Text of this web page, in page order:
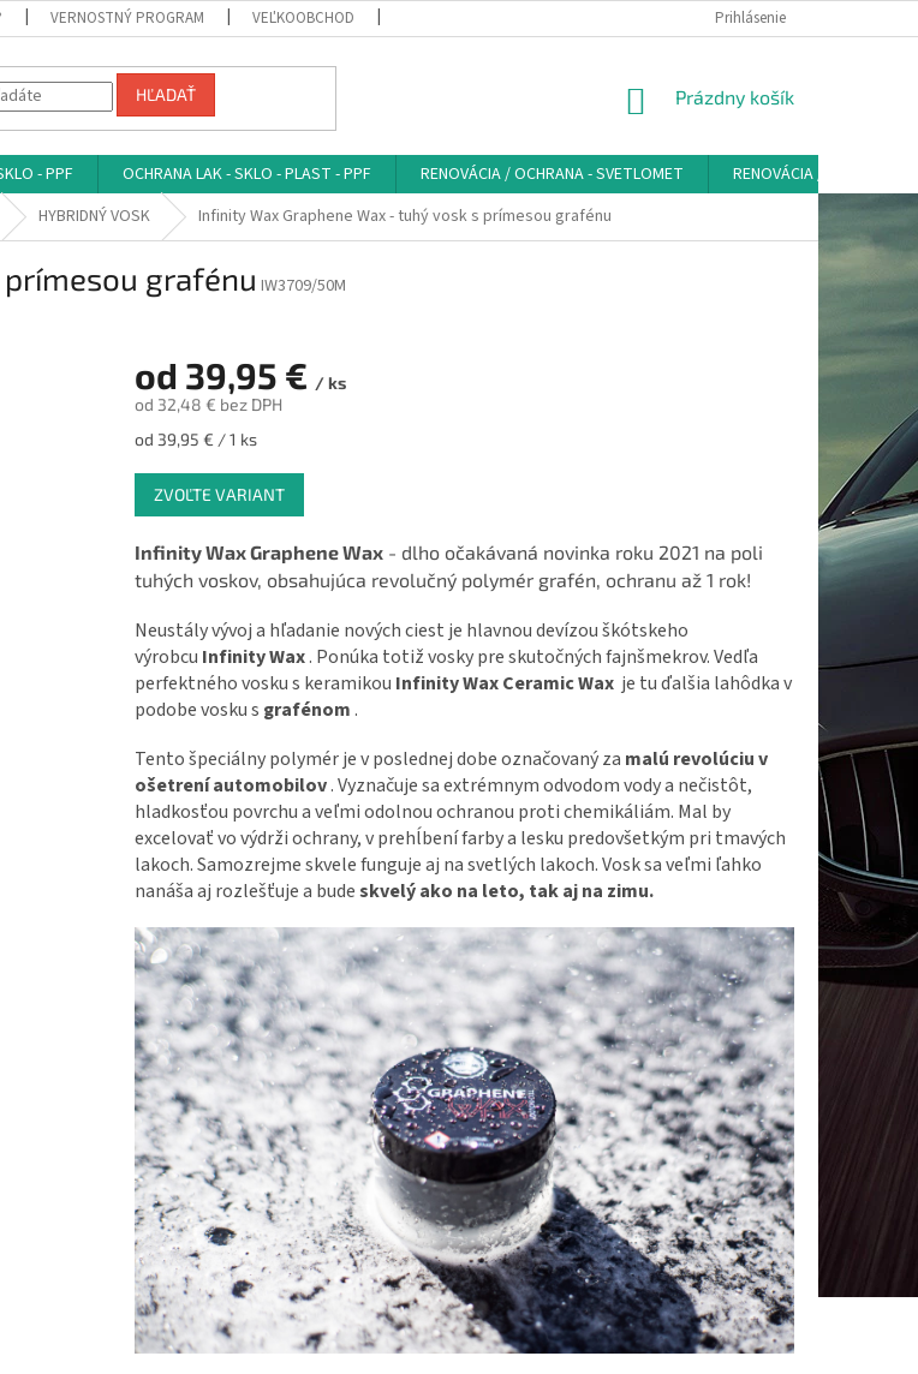
VERNOSTNÝ PROGRAM VEĽKOOBCHOD VŠEOBECNÉ OBCHODNÉ PODMIENKY - SPOTREBITEĽPrihlásenie
HĽADAŤ
NÁKUPNÝ
Prázdny košík
- PPF OCHRANA LAK - SKLO - PLAST - PPF RENOVÁCIA / OCHRANA - SVETLOMET
RENOVÁCIA / OCHRANA
HYBRIDNÝ VOSK Infinity Wax Graphene Wax - tuhý vosk s prímesou grafénu
grafénu IW3709/50M
od 39,95 € / ks
od 32,48 € bez DPH
Jednotková
od 39,95 € / 1 ks
ZVOĽTE VARIANT
Infinity Wax Graphene Wax - dlho očakávaná novinka roku 2021 na poli
tuhých voskov, obsahujúca revolučný polymér grafén, ochranu až 1 rok!
Neustály vývoj a hľadanie nových ciest je hlavnou devízou škótskeho
výrobcu Infinity Wax. Ponúka totiž vosky pre skutočných fajnšmekrov. Vedľa
perfektného vosku s keramikou Infinity Wax Ceramic Wax je tu ďalšia lahôdka v
podobe vosku s grafénom .
Tento špeciálny polymér je v poslednej dobe označovaný za malú revolúciu v
ošetrení automobilov. Vyznačuje sa extrémnym odvodom vody a nečistôt,
hladkosťou povrchu a veľmi odolnou ochranou proti chemikáliám. Mal by
excelovať vo výdrži ochrany, v prehĺbení farby a lesku predovšetkým pri tmavých
lakoch. Samozrejme skvele funguje aj na svetlých lakoch. Vosk sa veľmi ľahko
nanáša aj rozlešťuje a budeskvelý ako na leto, tak aj na zimu.